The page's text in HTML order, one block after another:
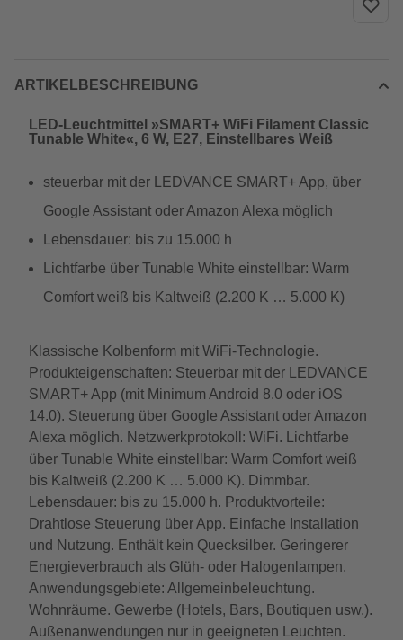
ARTIKELBESCHREIBUNG
LED-Leuchtmittel »SMART+ WiFi Filament Classic
Tunable White«, 6 W, E27, Einstellbares Weiß
steuerbar mit der LEDVANCE SMART+ App, über
Google Assistant oder Amazon Alexa möglich
Lebensdauer: bis zu 15.000 h
Lichtfarbe über Tunable White einstellbar: Warm
Comfort weiß bis Kaltweiß (2.200 K … 5.000 K)
Klassische Kolbenform mit WiFi-Technologie.
Produkteigenschaften: Steuerbar mit der LEDVANCE
SMART+ App (mit Minimum Android 8.0 oder iOS
14.0). Steuerung über Google Assistant oder Amazon
Alexa möglich. Netzwerkprotokoll: WiFi. Lichtfarbe
über Tunable White einstellbar: Warm Comfort weiß
bis Kaltweiß (2.200 K … 5.000 K). Dimmbar.
Lebensdauer: bis zu 15.000 h. Produktvorteile:
Drahtlose Steuerung über App. Einfache Installation
und Nutzung. Enthält kein Quecksilber. Geringerer
Energieverbrauch als Glüh- oder Halogenlampen.
Anwendungsgebiete: Allgemeinbeleuchtung.
Wohnräume. Gewerbe (Hotels, Bars, Boutiquen usw.).
Außenanwendungen nur in geeigneten Leuchten.